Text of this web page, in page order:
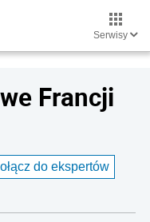
Serwisy
Francji
do ekspertów